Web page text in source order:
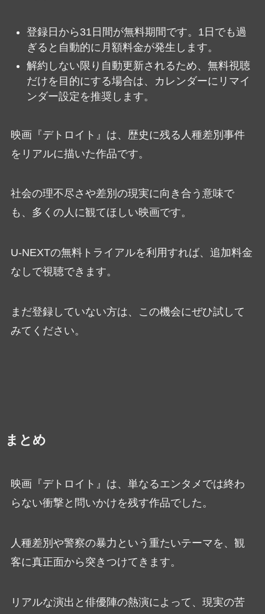
登録日から31日間が無料期間です。1日でも過
ぎると自動的に月額料金が発生します。
解約しない限り自動更新されるため、無料視聴
だけを目的にする場合は、カレンダーにリマイ
ンダー設定を推奨します。
映画『デトロイト』は、歴史に残る人種差別事件
をリアルに描いた作品です。
社会の理不尽さや差別の現実に向き合う意味で
も、多くの人に観てほしい映画です。
U-NEXTの無料トライアルを利用すれば、追加料金
なしで視聴できます。
まだ登録していない方は、この機会にぜひ試して
みてください。
まとめ
映画『デトロイト』は、単なるエンタメでは終わ
らない衝撃と問いかけを残す作品でした。
人種差別や警察の暴力という重たいテーマを、観
客に真正面から突きつけてきます。
リアルな演出と俳優陣の熱演によって、現実の苦